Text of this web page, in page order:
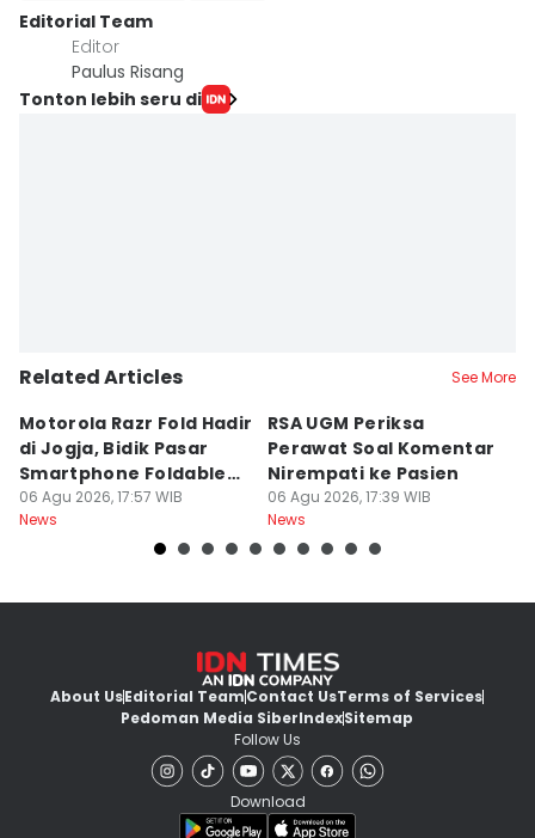
Editorial Team
Editor
Paulus Risang
Tonton lebih seru di
Related Articles See More
Motorola Razr Fold Hadir
di Jogja, Bidik Pasar
Smartphone Foldable
Premium
06 Agu 2026, 17:57 WIB
News
RSA UGM Periksa
Perawat Soal Komentar
Nirempati ke Pasien
06 Agu 2026, 17:39 WIB
News
About UsEditorial TeamContact UsTerms of Services
Pedoman Media SiberIndexSitemap
Follow Us
Download